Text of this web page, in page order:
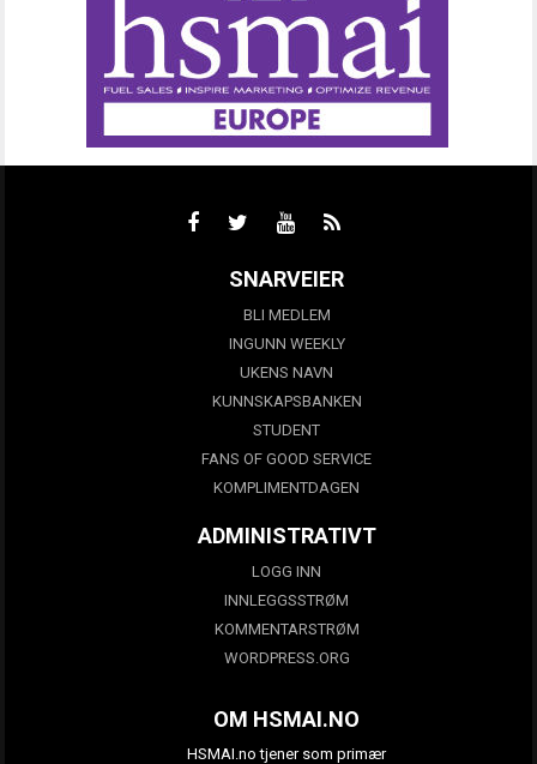
SNARVEIER
BLI MEDLEM
INGUNN WEEKLY
UKENS NAVN
KUNNSKAPSBANKEN
STUDENT
FANS OF GOOD SERVICE
KOMPLIMENTDAGEN
ADMINISTRATIVT
LOGG INN
INNLEGGSSTRØM
KOMMENTARSTRØM
WORDPRESS.ORG
OM HSMAI.NO
HSMAI.no tjener som primær